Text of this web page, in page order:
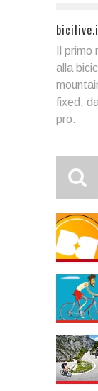
Il
alla
fixed,
pro.